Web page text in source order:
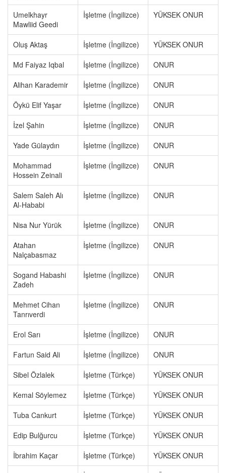
Umelkhayr
Mawliid Geedi
İşletme (İngilizce) YÜKSEK ONUR
Oluş Aktaş İşletme (İngilizce)
YÜKSEK ONUR
Md Faiyaz Iqbal
İşletme (İngilizce)
ONUR
Alihan Karademir
İşletme (İngilizce)
ONUR
Öykü Elif Yaşar
İşletme (İngilizce)
ONUR
İzel Şahin
İşletme (İngilizce)
ONUR
Yade Gülaydın
İşletme (İngilizce)
ONUR
Mohammad
Hossein Zeinali
İşletme (İngilizce) ONUR
Salem Saleh Alı
Al-Hababi
İşletme (İngilizce) ONUR
Nisa Nur Yürük İşletme (İngilizce)
ONUR
Atahan
Nalçabasmaz
İşletme (İngilizce) ONUR
Sogand Habashi
Zadeh
İşletme (İngilizce) ONUR
Mehmet Cihan
Tanrıverdi
İşletme (İngilizce) ONUR
Erol Sarı İşletme (İngilizce)
ONUR
Fartun Said Ali
İşletme (İngilizce)
ONUR
Sibel Özlalek
İşletme (Türkçe)
YÜKSEK ONUR
Kemal Söylemez
İşletme (Türkçe)
YÜKSEK ONUR
Tuba Cankurt
İşletme (Türkçe)
YÜKSEK ONUR
Edip Bulğurcu
İşletme (Türkçe)
YÜKSEK ONUR
İbrahim Kaçar
İşletme (Türkçe)
YÜKSEK ONUR